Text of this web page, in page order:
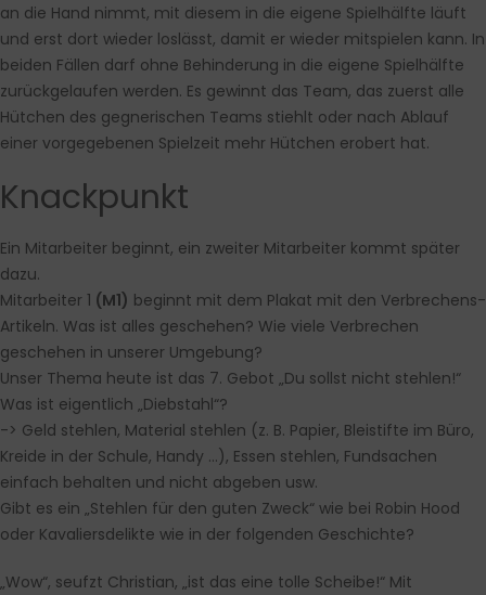
an die Hand nimmt, mit diesem in die eigene Spielhälfte läuft
und erst dort wieder loslässt, damit er wieder mitspielen kann. In
beiden Fällen darf ohne Behinderung in die eigene Spielhälfte
zurückgelaufen werden. Es gewinnt das Team, das zuerst alle
Hütchen des gegnerischen Teams stiehlt oder nach Ablauf
einer vorgegebenen Spielzeit mehr Hütchen erobert hat.
Knackpunkt
Ein Mitarbeiter beginnt, ein zweiter Mitarbeiter kommt später
dazu.
Mitarbeiter 1 (M1) beginnt mit dem Plakat mit den Verbrechens-
Artikeln. Was ist alles geschehen? Wie viele Verbrechen
geschehen in unserer Umgebung?
Unser Thema heute ist das 7. Gebot „Du sollst nicht stehlen!“
Was ist eigentlich „Diebstahl“?
-> Geld stehlen, Material stehlen (z. B. Papier, Bleistifte im Büro,
Kreide in der Schule, Handy …), Essen stehlen, Fundsachen
einfach behalten und nicht abgeben usw.
Gibt es ein „Stehlen für den guten Zweck“ wie bei Robin Hood
oder Kavaliersdelikte wie in der folgenden Geschichte?
„Wow“, seufzt Christian, „ist das eine tolle Scheibe!“ Mit